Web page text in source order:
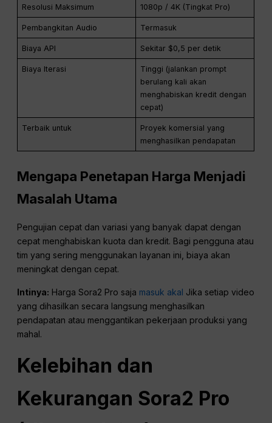
Resolusi Maksimum 1080p / 4K (Tingkat Pro)
Pembangkitan Audio Termasuk
Biaya API Sekitar $0,5 per detik
Biaya Iterasi
Tinggi (jalankan prompt
berulang kali akan
menghabiskan kredit dengan
cepat)
Terbaik untuk
Proyek komersial yang
menghasilkan pendapatan
Mengapa Penetapan Harga Menjadi
Masalah Utama
Pengujian cepat dan variasi yang banyak dapat dengan
cepat menghabiskan kuota dan kredit. Bagi pengguna atau
tim yang sering menggunakan layanan ini, biaya akan
meningkat dengan cepat.
Intinya: Harga Sora2 Pro saja masuk akal Jika setiap video
yang dihasilkan secara langsung menghasilkan
pendapatan atau menggantikan pekerjaan produksi yang
mahal.
Kelebihan dan
Kekurangan Sora2 Pro